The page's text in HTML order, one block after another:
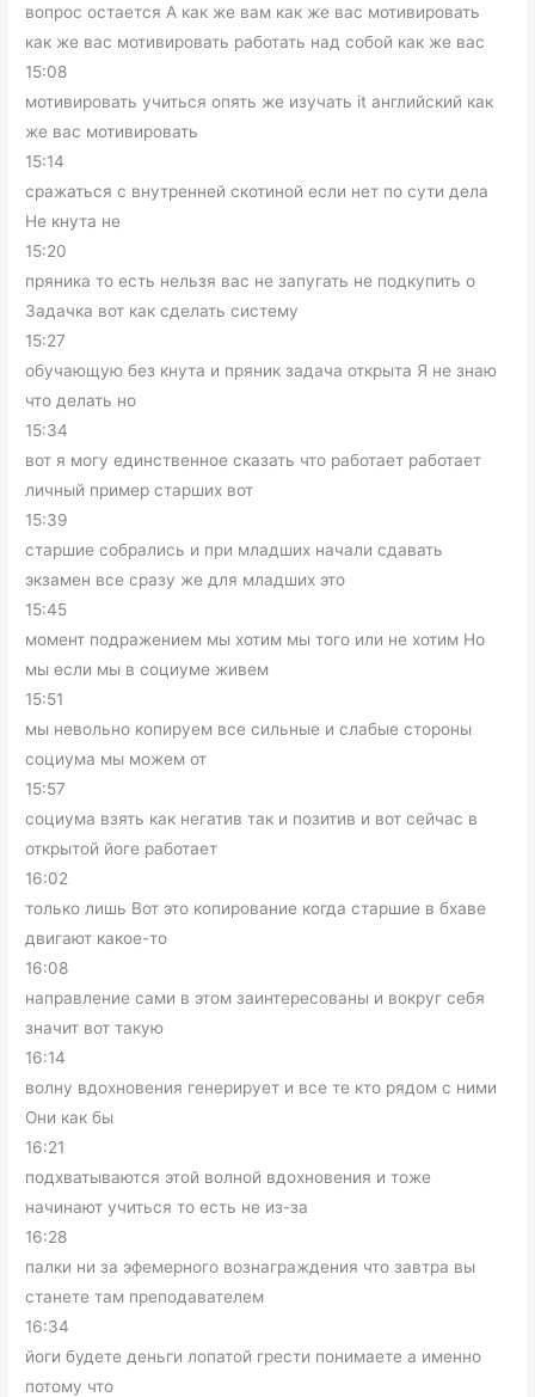
вопрос остается А как же вам как же вас мотивировать
как же вас мотивировать работать над собой как же вас
15:08
мотивировать учиться опять же изучать it английский как
же вас мотивировать
15:14
сражаться с внутренней скотиной если нет по сути дела
Не кнута не
15:20
пряника то есть нельзя вас не запугать не подкупить о
Задачка вот как сделать систему
15:27
обучающую без кнута и пряник задача открыта Я не знаю
что делать но
15:34
вот я могу единственное сказать что работает работает
личный пример старших вот
15:39
старшие собрались и при младших начали сдавать
экзамен все сразу же для младших это
15:45
момент подражением мы хотим мы того или не хотим Но
мы если мы в социуме живем
15:51
мы невольно копируем все сильные и слабые стороны
социума мы можем от
15:57
социума взять как негатив так и позитив и вот сейчас в
открытой йоге работает
16:02
только лишь Вот это копирование когда старшие в бхаве
двигают какое-то
16:08
направление сами в этом заинтересованы и вокруг себя
значит вот такую
16:14
волну вдохновения генерирует и все те кто рядом с ними
Они как бы
16:21
подхватываются этой волной вдохновения и тоже
начинают учиться то есть не из-за
16:28
палки ни за эфемерного вознаграждения что завтра вы
станете там преподавателем
16:34
йоги будете деньги лопатой грести понимаете а именно
потому что